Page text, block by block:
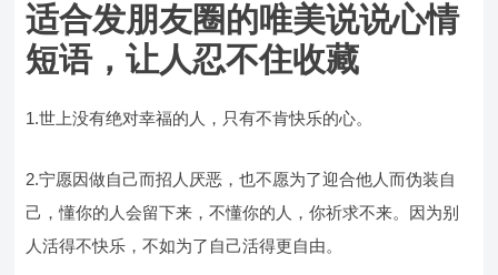
适合发朋友圈的唯美说说心情
短语，让人忍不住收藏
1.世上没有绝对幸福的人，只有不肯快乐的心。
2.宁愿因做自己而招人厌恶，也不愿为了迎合他人而伪装自
己，懂你的人会留下来，不懂你的人，你祈求不来。因为别
人活得不快乐，不如为了自己活得更自由。